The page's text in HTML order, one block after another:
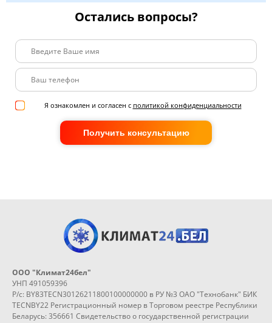
Остались вопросы?
Я ознакомлен и согласен с политикой конфиденциальности
Получить консультацию
ООО "Климат24бел"
УНП 491059396
Р/с: BY83TECN30126211800100000000 в РУ №3 ОАО "Технобанк" БИК
TECNBY22 Регистрационный номер в Торговом реестре Республики
Беларусь: 356661 Свидетельство о государственной регистрации